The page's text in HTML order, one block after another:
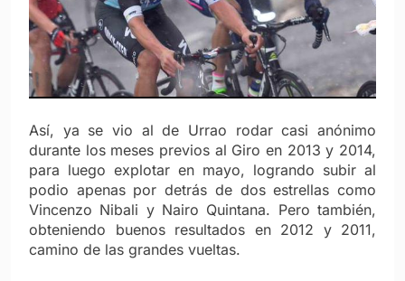
Así, ya se vio al de Urrao rodar casi anónimo
durante los meses previos al Giro en 2013 y 2014,
para luego explotar en mayo, logrando subir al
podio apenas por detrás de dos estrellas como
Vincenzo Nibali y Nairo Quintana. Pero también,
obteniendo buenos resultados en 2012 y 2011,
camino de las grandes vueltas.